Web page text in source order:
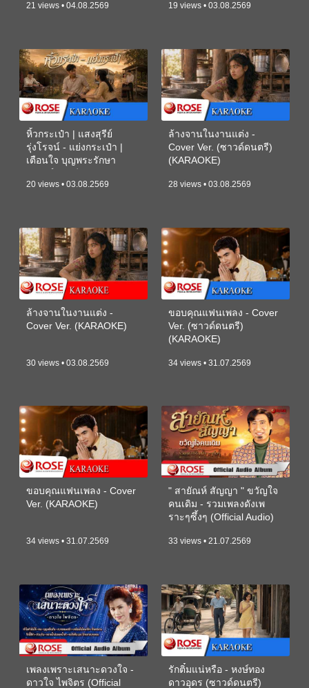
21 views • 04.08.2569 19 views • 03.08.2569
หิ้วกระเป๋า | แสงสุรีย์
รุ่งโรจน์ - แย่งกระเป๋า |
เตือนใจ บุญพระรักษา
20 views • 03.08.2569
ล้างจานในงานแต่ง -
Cover Ver. (ซาวด์ดนตรี)
(KARAOKE)
28 views • 03.08.2569
ล้างจานในงานแต่ง -
Cover Ver. (KARAOKE)
30 views • 03.08.2569
ขอบคุณแฟนเพลง - Cover
Ver. (ซาวด์ดนตรี)
(KARAOKE)
34 views • 31.07.2569
ขอบคุณแฟนเพลง - Cover
Ver. (KARAOKE)
34 views • 31.07.2569
" สายัณห์ สัญญา " ขวัญใจ
คนเดิม - รวมเพลงดังเพ
ราะๆซึ้งๆ (Official Audio)
33 views • 21.07.2569
เพลงเพราะเสนาะดวงใจ -
ดาวใจ ไพจิตร (Official
รักติ๋มแน่หรือ - หงษ์ทอง
ดาวอุดร (ซาวด์ดนตรี)